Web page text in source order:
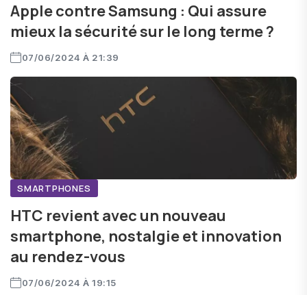
Apple contre Samsung : Qui assure
mieux la sécurité sur le long terme ?
07/06/2024 À 21:39
SMARTPHONES
HTC revient avec un nouveau
smartphone, nostalgie et innovation
au rendez-vous
07/06/2024 À 19:15